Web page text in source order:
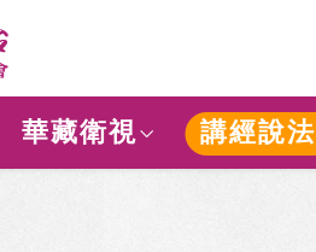
華藏衛視 講經說法